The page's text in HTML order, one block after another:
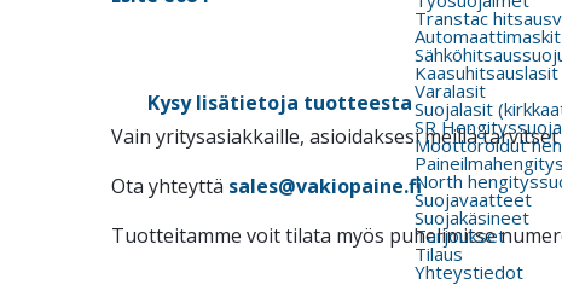
Transtac
Automaattimaskit
Kaasuhitsauslasit
Varalasit
Suojalasit
SR
Moottoroidut
North
Suojavaatteet
Suojakäsineet
Tarjoukset
Tilaus
Yhteystiedot
Kysy lisätietoja tuotteesta
Vain yritysasiakkaille, asioidaksesi meillä
Ota yhteyttä sales@vakiopaine.fi
Tuotteitamme voit tilata myös puhelimitse